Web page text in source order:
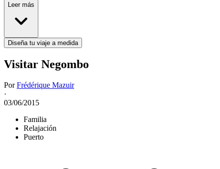
Leer más
Diseña tu viaje a medida
Visitar Negombo
PorFrédérique Mazuir
·
03/06/2015
Familia
Relajación
Puerto